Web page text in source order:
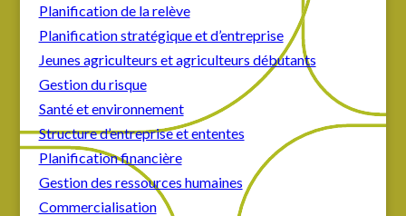
Planification de la relève
Planification stratégique et d’entreprise
Jeunes agriculteurs et agriculteurs débutants
Gestion du risque
Santé et environnement
Structure d’entreprise et ententes
Planification financière
Gestion des ressources humaines
Commercialisation